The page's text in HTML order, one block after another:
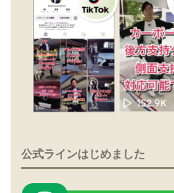
公式ラインはじめました